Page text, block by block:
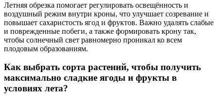
Летняя обрезка помогает регулировать освещённость и
воздушный режим внутри кроны, что улучшает созревание и
повышает сахаристость ягод и фруктов. Важно удалять слабые
и поврежденные побеги, а также формировать крону так,
чтобы солнечный свет равномерно проникал ко всем
плодовым образованиям.
Как выбрать сорта растений, чтобы получить
максимально сладкие ягоды и фрукты в
условиях лета?